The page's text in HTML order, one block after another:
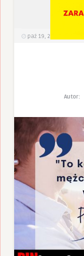
paź 19, 2022
Autor: